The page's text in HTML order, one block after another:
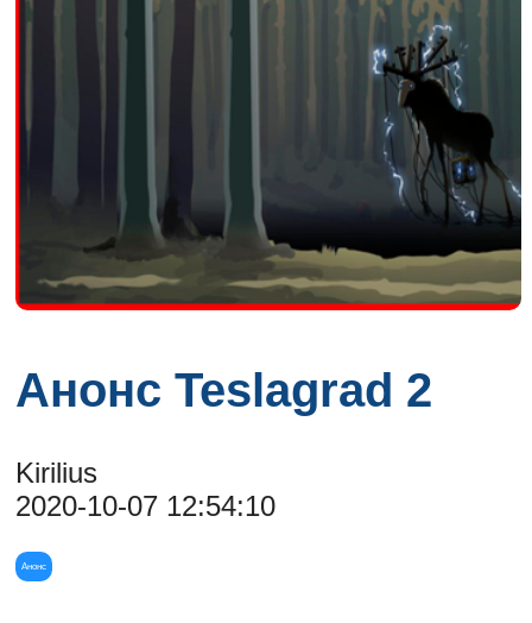
Анонс Teslagrad 2
Kirilius
2020-10-07 12:54:10
Анонс